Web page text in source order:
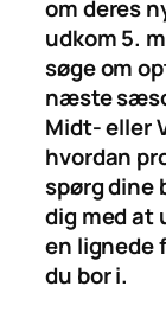
om deres
udkom 5.
søge om
næste
Midt- eller
hvordan
spørg dine
dig med at
en lignede
du bor i.